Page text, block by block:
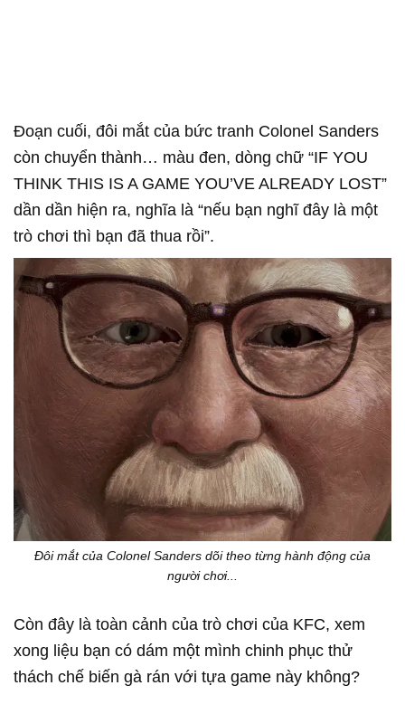
Đoạn cuối, đôi mắt của bức tranh Colonel Sanders
còn chuyển thành… màu đen, dòng chữ “IF YOU
THINK THIS IS A GAME YOU’VE ALREADY LOST”
dần dần hiện ra, nghĩa là “nếu bạn nghĩ đây là một
trò chơi thì bạn đã thua rồi”.
Đôi mắt của Colonel Sanders dõi theo từng hành động của
người chơi...
Còn đây là toàn cảnh của trò chơi của KFC, xem
xong liệu bạn có dám một mình chinh phục thử
thách chế biến gà rán với tựa game này không?